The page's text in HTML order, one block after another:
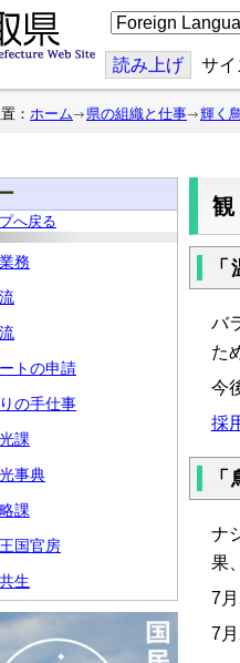
こ
の
ジ
を
翻
読み上げ サ
： ホーム 県の組織と仕事 輝く
へ戻る
務
トの申請
の手仕事
課
事典
課
国官房
生
バ
た
今
採
ナ
果
7
7